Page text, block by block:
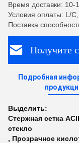
Время доставки: 10-
Условия оплаты: L/
Поставка
Получите
Подробная
Выделить:
Стержная сетка
стекло
, Прозрачное